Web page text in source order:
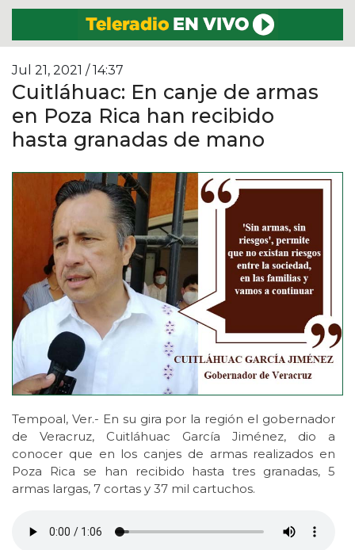
Jul 21, 2021 / 14:37
Cuitláhuac: En canje de armas
en Poza Rica han recibido
hasta granadas de mano
Tempoal, Ver.- En su gira por la región el gobernador
de Veracruz, Cuitláhuac García Jiménez, dio a
conocer que en los canjes de armas realizados en
Poza Rica se han recibido hasta tres granadas, 5
armas largas, 7 cortas y 37 mil cartuchos.